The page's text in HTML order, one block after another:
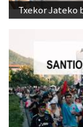
Txekor Jateko